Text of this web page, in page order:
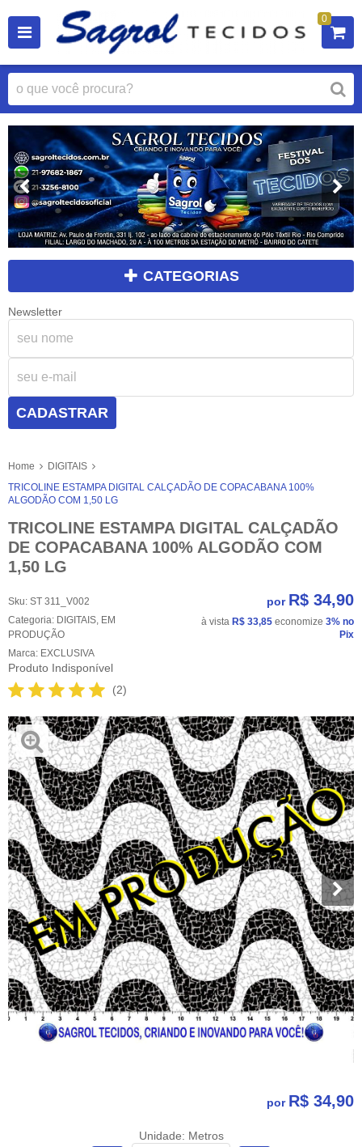
0
CATEGORIAS
Newsletter
CADASTRAR
Home
DIGITAIS
TRICOLINE ESTAMPA DIGITAL CALÇADÃO DE COPACABANA 100%
ALGODÃO COM 1,50 LG
TRICOLINE ESTAMPA DIGITAL CALÇADÃO
DE COPACABANA 100% ALGODÃO COM
1,50 LG
Sku: ST 311_V002
Categoria: DIGITAIS, EM
PRODUÇÃO
Marca: EXCLUSIVA
Produto Indisponível
(2)
por R$ 34,90
à vista R$ 33,85 economize 3% no
Pix
por R$ 34,90
Unidade: Metros